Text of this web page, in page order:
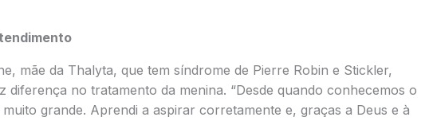
mãe da Thalyta, que tem síndrome de Pierre Robin e Stickler,
diferença no tratamento da menina. “Desde quando conhecemos o
grande. Aprendi a aspirar corretamente e, graças a Deus e à